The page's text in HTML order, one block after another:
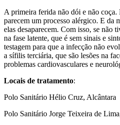
A primeira ferida não dói e não coça.
parecem um processo alérgico. E da
elas desaparecem. Com isso, se não
na fase latente, que é sem sinais e
testagem para que a infecção não
a sífilis terciária, que são lesões na
problemas cardiovasculares e
Locais de tratamento:
Polo Sanitário Hélio Cruz, Alcântara
Polo Sanitário Jorge Teixeira de